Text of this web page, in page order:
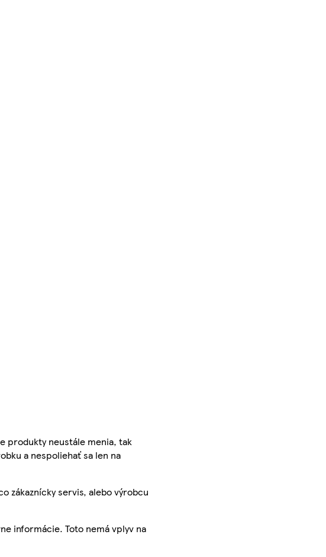
produkty neustále menia, tak
a nespoliehať sa len na
zákaznícky servis, alebo výrobcu
informácie. Toto nemá vplyv na